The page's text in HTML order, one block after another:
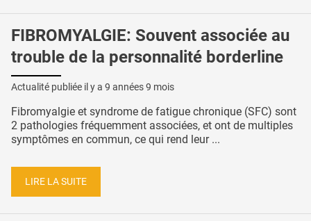
FIBROMYALGIE: Souvent associée au
trouble de la personnalité borderline
Actualité publiée il y a 9 années 9 mois
Fibromyalgie et syndrome de fatigue chronique (SFC) sont
2 pathologies fréquemment associées, et ont de multiples
symptômes en commun, ce qui rend leur ...
LIRE LA SUITE